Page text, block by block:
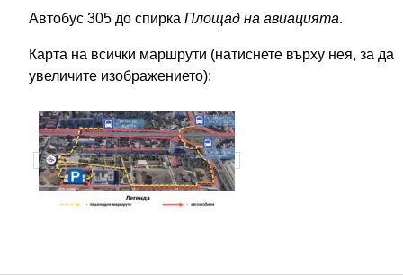
Автобус 305 до спирка Площад на авиацията.
Карта на всички маршрути (натиснете върху нея, за да
увеличите изображението):